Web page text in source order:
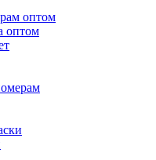
оптом
оптом